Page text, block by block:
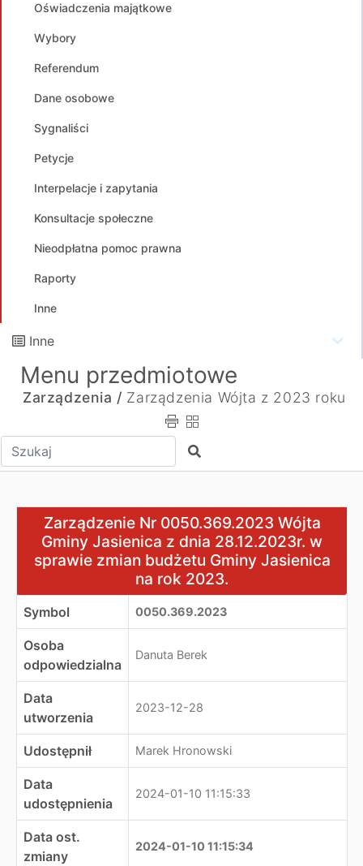
Oświadczenia majątkowe
Wybory
Referendum
Dane osobowe
Sygnaliści
Petycje
Interpelacje i zapytania
Konsultacje społeczne
Nieodpłatna pomoc prawna
Raporty
Inne
Inne
Menu przedmiotowe
Zarządzenia / Zarządzenia Wójta z 2023 roku
Wpisz tekst do wyszukania Szukaj
Zarządzenie Nr 0050.369.2023 Wójta Gminy
Zarządzenie Nr 0050.369.2023 Wójta
Gminy Jasienica z dnia 28.12.2023r. w
sprawie zmian budżetu Gminy Jasienica
na rok 2023.
Symbol 0050.369.2023
Osoba
odpowiedzialna
Danuta Berek
Data
utworzenia
2023-12-28
Udostępnił Marek Hronowski
Data
udostępnienia
2024-01-10 11:15:33
Data ost.
zmiany
2024-01-10 11:15:34